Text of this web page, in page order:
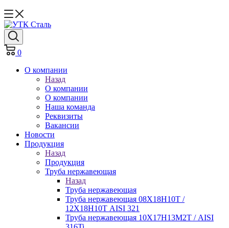
0
О компании
Назад
О компании
О компании
Наша команда
Реквизиты
Вакансии
Новости
Продукция
Назад
Продукция
Труба нержавеющая
Назад
Труба нержавеющая
Труба нержавеющая 08Х18Н10Т /
12Х18Н10Т AISI 321
Труба нержавеющая 10Х17Н13М2Т / AISI